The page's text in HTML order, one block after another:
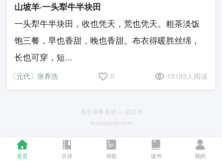
首页 古诗 诗歌 读书 我的
山坡羊·一头犁牛半块田
一头犁牛半块田，收也凭天，荒也凭天。粗茶淡饭
饱三餐，早也香甜，晚也香甜。布衣得暖胜丝绵，
长也可穿，短...
〔元代〕张养浩 0 15185人阅读
有志者事竟成 — 后汉书
m.xuebody.com